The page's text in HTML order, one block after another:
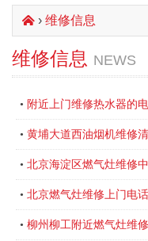
󰄫 › 维修信息
维修信息 NEWS
• 附近上门维修热水器的
• 黄埔大道西油烟机维修
• 北京海淀区燃气灶维修
• 北京燃气灶维修上门电
• 柳州柳工附近燃气灶维修